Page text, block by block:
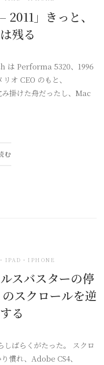
2011」きっと、
残る
は Performa 5320、1996
オ CEO のもと、
掛けた舟だったし、Mac
む
IPAD・IPHONE
スバスターの停
スクロールを逆
る
ばらくがたった。 スクロ
慣れ、Adobe CS4、